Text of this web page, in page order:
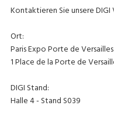
Kontaktieren Sie unsere
Ort:
Paris Expo Porte de
1 Place de la Porte de
DIGI Stand:
Halle 4 - Stand S039